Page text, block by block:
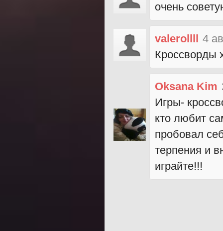
очень
valerollll 4
Кроссворды
Oksana Kim
Игры-
кто любит
пробовал
терпения и
играйте!!!